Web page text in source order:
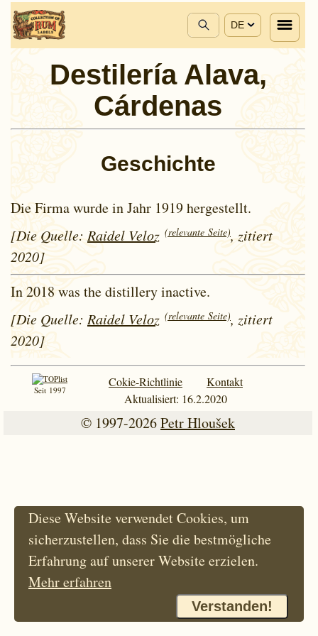
DE
Destilería Alava,
Cárdenas
Geschichte
Die Firma wurde in Jahr 1919 hergestellt.
[Die Quelle: Raidel Veloz (relevante Seite), zitiert
2020]
In 2018 was the distillery inactive.
[Die Quelle: Raidel Veloz (relevante Seite), zitiert
2020]
Seit 1997
Cokie-Richtlinie
Kontakt
Aktualisiert: 16.2.2020
© 1997-2026Petr Hloušek
Diese Website verwendet Cookies, um
sicherzustellen, dass Sie die bestmögliche
Erfahrung auf unserer Website erzielen.
Mehr erfahren
Verstanden!